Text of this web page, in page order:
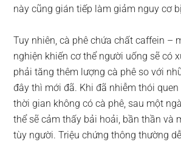
này cũng gián tiếp làm giảm nguy cơ
Tuy nhiên, cà phê chứa chất caffein –
nghiện khiến cơ thể người uống sẽ có
phải tăng thêm lượng cà phê so với
đây thì mới đã. Khi đã nhiễm thói
thời gian không có cà phê, sau một
thể sẽ cảm thấy bải hoải, bần thần và
tùy người. Triệu chứng thông thường